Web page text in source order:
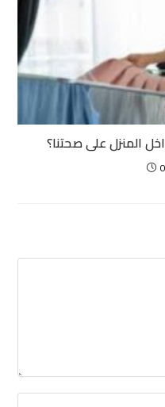
المنزل على صحتنا؟